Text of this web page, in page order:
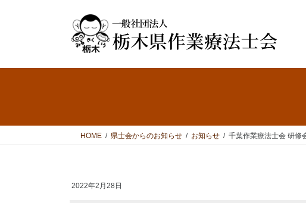
HOME 県士会からのお知らせ お知らせ 千葉作業療法士会 研修
2022年2月28日